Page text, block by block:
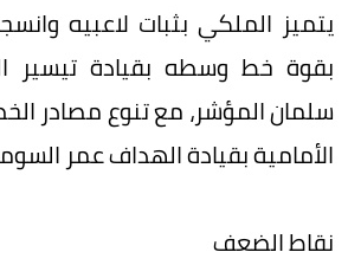
يتميز الملكي بثبات لاعبيه
بقوة خط وسطه بقيادة تيسير
سلمان المؤشر، مع تنوع مصادر
الأمامية بقيادة الهداف عمر
نقاط الضعف